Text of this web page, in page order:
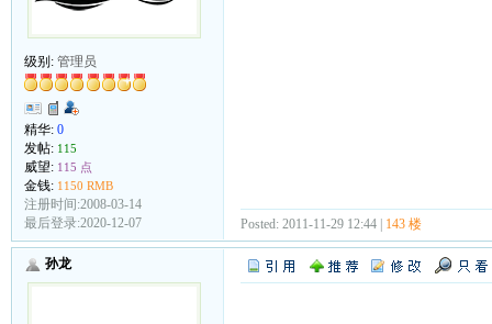
级别: 管理员
精华: 0
发帖: 115
威望: 115 点
金钱: 1150 RMB
注册时间:2008-03-14
最后登录:2020-12-07
Posted: 2011-11-29 12:44 | 143 楼
孙龙